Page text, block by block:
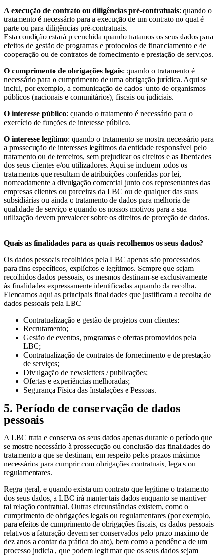
A execução de contrato ou diligências pré-contratuais: quando o
tratamento é necessário para a execução de um contrato no qual é
parte ou para diligências pré-contratuais.
Esta condição estará preenchida quando tratamos os seus dados para
efeitos de gestão de programas e protocolos de financiamento e de
cooperação ou de contratos de fornecimento e prestação de serviços.
O cumprimento de obrigações legais: quando o tratamento é
necessário para o cumprimento de uma obrigação jurídica. Aqui se
inclui, por exemplo, a comunicação de dados junto de organismos
públicos (nacionais e comunitários), fiscais ou judiciais.
O interesse público: quando o tratamento é necessário para o
exercício de funções de interesse público.
O interesse legítimo: quando o tratamento se mostra necessário para
a prossecução de interesses legítimos da entidade responsável pelo
tratamento ou de terceiros, sem prejudicar os direitos e as liberdades
dos seus clientes e/ou utilizadores. Aqui se incluem todos os
tratamentos que resultam de atribuições conferidas por lei,
nomeadamente a divulgação comercial junto dos representantes das
empresas clientes ou parceiras da LBC ou de qualquer das suas
subsidiárias ou ainda o tratamento de dados para melhoria de
qualidade de serviço e quando os nossos motivos para a sua
utilização devem prevalecer sobre os direitos de proteção de dados.
Quais as finalidades para as quais recolhemos os seus dados?
Os dados pessoais recolhidos pela LBC apenas são processados
para fins específicos, explícitos e legítimos. Sempre que sejam
recolhidos dados pessoais, os mesmos destinam-se exclusivamente
às finalidades expressamente identificadas aquando da recolha.
Elencamos aqui as principais finalidades que justificam a recolha de
dados pessoais pela LBC
Contratualização e gestão de projetos com clientes;
Recrutamento;
Gestão de eventos, programas e ofertas promovidos pela
LBC;
Contratualização de contratos de fornecimento e de prestação
de serviços;
Divulgação de newsletters / publicações;
Ofertas e experiências melhoradas;
Segurança Física das Instalações e Pessoas.
5. Período de conservação de dados
pessoais
A LBC trata e conserva os seus dados apenas durante o período que
se mostre necessário à prossecução ou conclusão das finalidades do
tratamento a que se destinam, em respeito pelos prazos máximos
necessários para cumprir com obrigações contratuais, legais ou
regulamentares.
Regra geral, e quando exista um contrato que legitime o tratamento
dos seus dados, a LBC irá manter tais dados enquanto se mantiver
tal relação contratual. Outras circunstâncias existem, como o
cumprimento de obrigações legais ou regulamentares (por exemplo,
para efeitos de cumprimento de obrigações fiscais, os dados pessoais
relativos a faturação devem ser conservados pelo prazo máximo de
dez anos a contar da prática do ato), bem como a pendência de um
processo judicial, que podem legitimar que os seus dados sejam